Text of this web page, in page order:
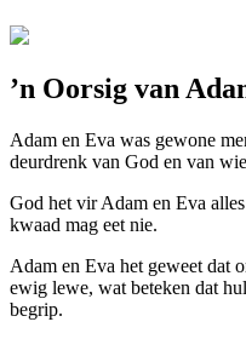
’n Oorsig van
Adam en Eva was gewone
deurdrenk van God en van
God het vir Adam en Eva
kwaad mag eet nie.
Adam en Eva het geweet dat
ewig lewe, wat beteken dat
begrip.